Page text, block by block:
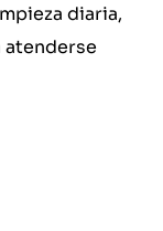
diaria,
atenderse